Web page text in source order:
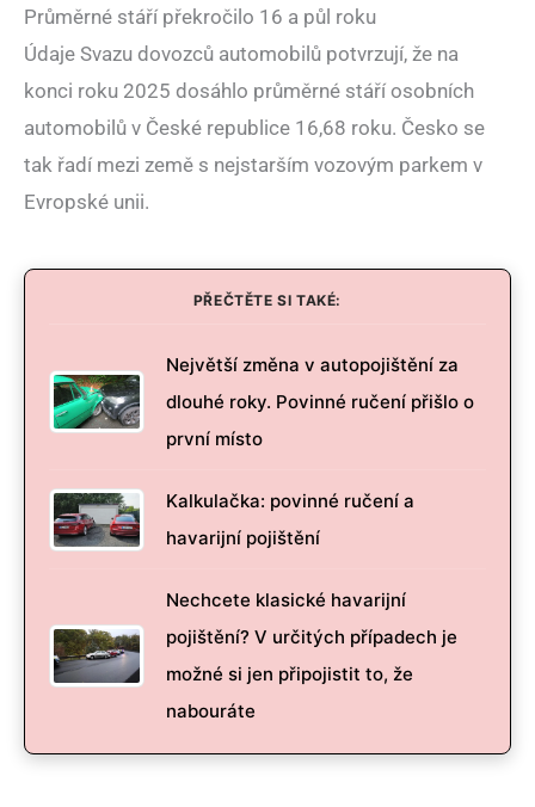
Průměrné stáří překročilo 16 a půl roku
Údaje Svazu dovozců automobilů potvrzují, že na
konci roku 2025 dosáhlo průměrné stáří osobních
automobilů v České republice 16,68 roku. Česko se
tak řadí mezi země s nejstarším vozovým parkem v
Evropské unii.
PŘEČTĚTE SI TAKÉ:
Největší změna v autopojištění za
dlouhé roky. Povinné ručení přišlo o
první místo
Kalkulačka: povinné ručení a
havarijní pojištění
Nechcete klasické havarijní
pojištění? V určitých případech je
možné si jen připojistit to, že
nabouráte